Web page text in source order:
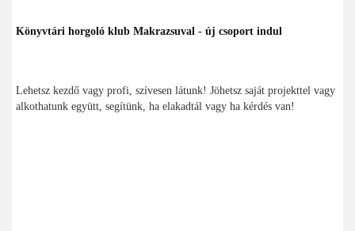
Könyvtári horgoló klub Makrazsuval - új csoport indul
Lehetsz kezdő vagy profi, szívesen látunk! Jöhetsz saját projekttel vagy
alkothatunk együtt, segítünk, ha elakadtál vagy ha kérdés van!